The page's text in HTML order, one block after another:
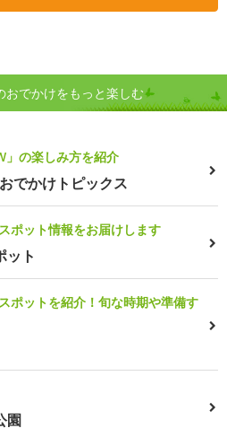
おでかけをもっと楽しむ
」の楽しみ方を紹介
でかけトピックス
ポット情報をお届けします
ット
ポットを紹介！旬な時期や準備す
園